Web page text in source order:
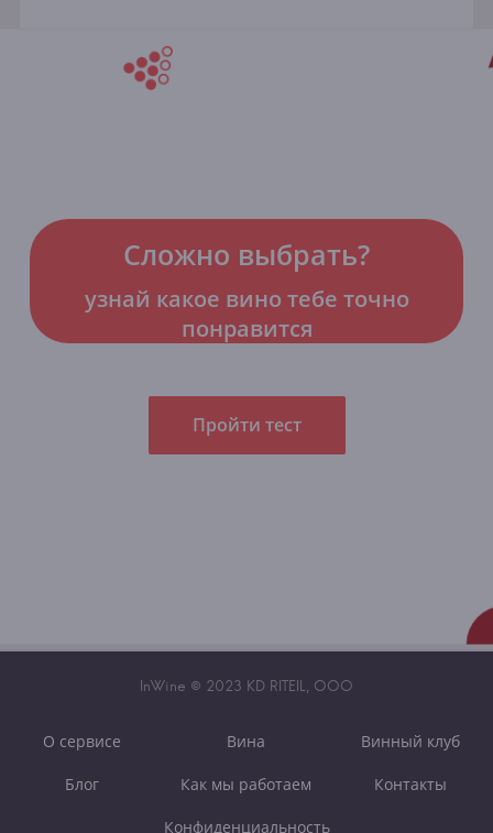
Сложно выбрать?
узнай какое вино тебе точно
понравится
Пройти тест
InWine © 2023 KD RITEIL, OOO
О сервисе Вина Винный клуб
Блог Как мы работаем Контакты
Конфиденциальность